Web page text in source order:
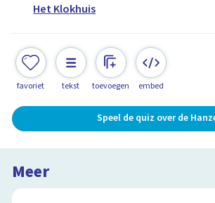
Het Klokhuis
favoriet tekst toevoegen embed
Speel de quiz over de
Meer